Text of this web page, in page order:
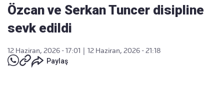
Özcan ve Serkan Tuncer disipline
sevk edildi
12 Haziran, 2026 - 17:01
12 Haziran, 2026 - 21:18
Paylaş